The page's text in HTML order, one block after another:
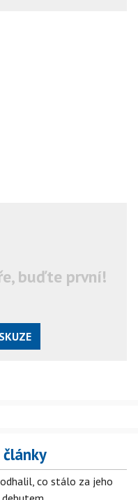
buďte první!
co stálo za jeho